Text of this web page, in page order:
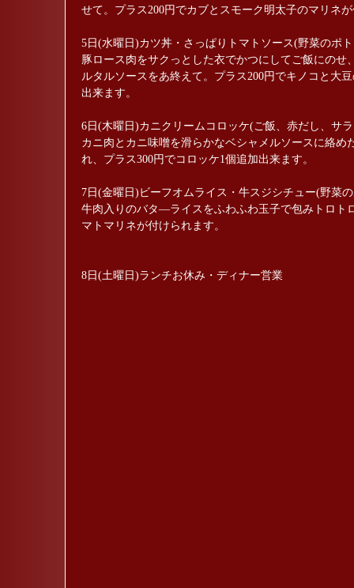
せて。プラス200円でカブとスモーク明太子のマリネ
5日(水曜日)カツ丼・さっぱりトマトソース(野菜のポ
豚ロース肉をサクっとした衣でかつにしてご飯にの
ルタルソースをあ終えて。プラス200円でキノコと大
出来ます。
6日(木曜日)カニクリームコロッケ(ご飯、赤だし、サ
カニ肉とカニ味噌を滑らかなベシャメルソースに絡
れ、プラス300円でコロッケ1個追加出来ます。
7日(金曜日)ビーフオムライス・牛スジシチュー(野菜
牛肉入りのバタ―ライスをふわふわ玉子で包みトロト
マトマリネが付けられます。
8日(土曜日)ランチお休み・ディナー営業